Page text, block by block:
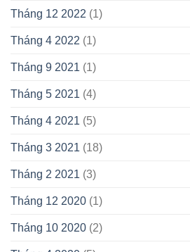
Tháng 12 2022 (1)
Tháng 4 2022 (1)
Tháng 9 2021 (1)
Tháng 5 2021 (4)
Tháng 4 2021 (5)
Tháng 3 2021 (18)
Tháng 2 2021 (3)
Tháng 12 2020 (1)
Tháng 10 2020 (2)